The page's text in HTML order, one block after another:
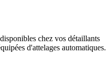
chez vos détaillants
d'attelages automatiques.